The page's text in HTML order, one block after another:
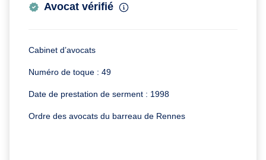
Avocat vérifié
Cabinet d’avocats
Numéro de toque : 49
Date de prestation de serment : 1998
Ordre des avocats du barreau de Rennes